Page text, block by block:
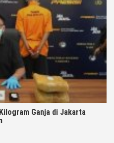
Ganja di Jakarta